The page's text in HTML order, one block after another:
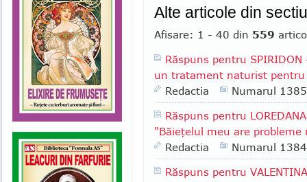
Alte articole din
Afisare: 1 - 40 din 559
Răspuns pentru
un tratament naturist pentru
Redactia
Numarul 1385
Răspuns pentru
"Băieţelul meu are probleme
Redactia
Numarul 1384
Răspuns pentru